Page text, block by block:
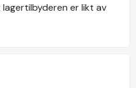
er likt av